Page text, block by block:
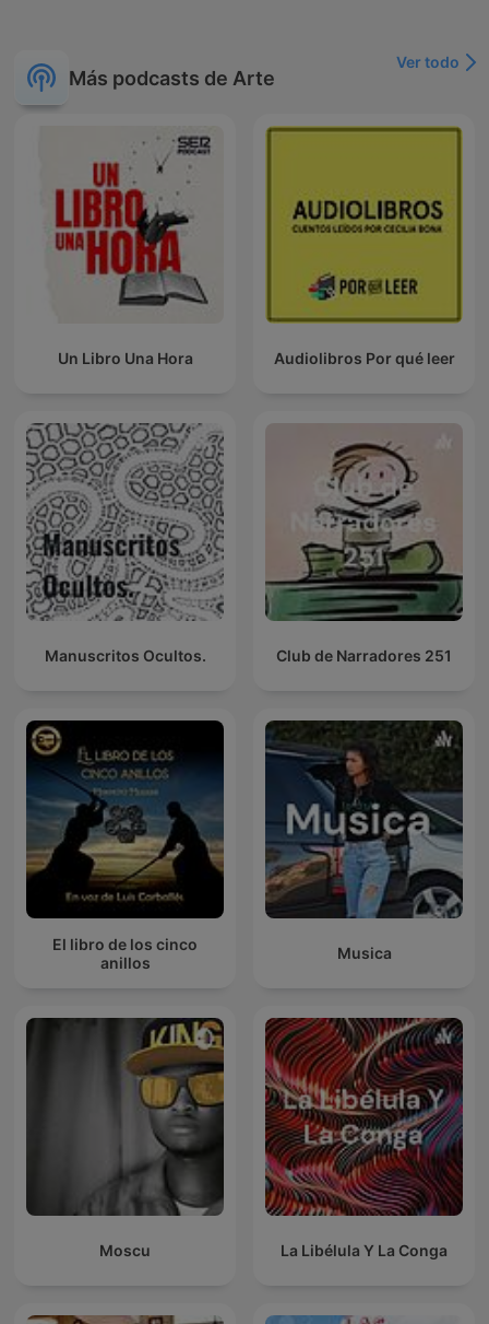
Más podcasts de Arte
Ver todo
Un Libro Una Hora Audiolibros Por qué leer
Manuscritos Ocultos. Club de Narradores 251
El libro de los cinco
anillos
Musica
Moscu La Libélula Y La Conga